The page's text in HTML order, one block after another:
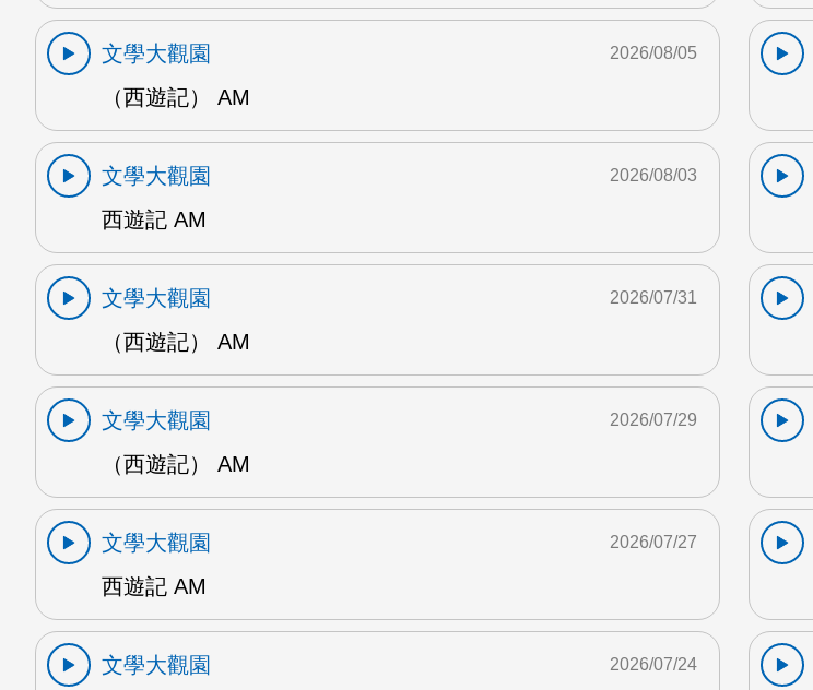
文學大觀園
（西遊記） AM
2026/08/05
文學大觀園
西遊記 AM
2026/08/03
文學大觀園
（西遊記） AM
2026/07/31
文學大觀園
（西遊記） AM
2026/07/29
文學大觀園
西遊記 AM
2026/07/27
文學大觀園
2026/07/24